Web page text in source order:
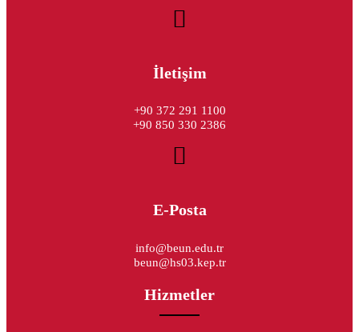
İletişim
+90 372 291 1100
+90 850 330 2386
E-Posta
info@beun.edu.tr
beun@hs03.kep.tr
Hizmetler